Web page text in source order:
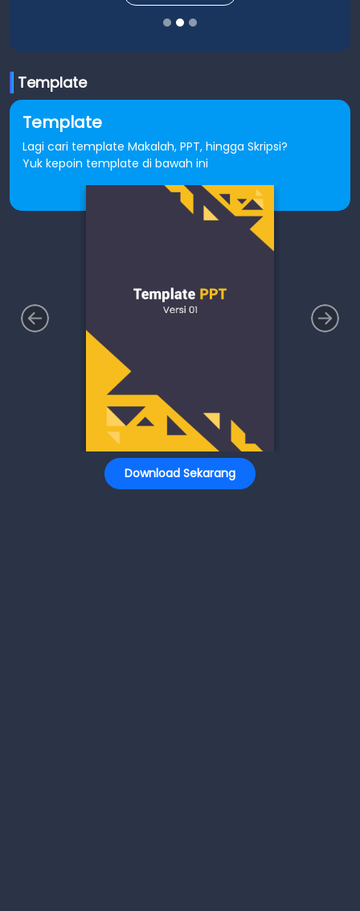
Template
Template
Lagi cari template Makalah, PPT, hingga Skripsi?
Yuk kepoin template di bawah ini
Download Sekarang